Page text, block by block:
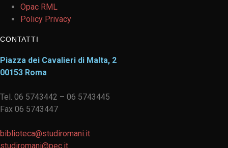
Opac RML
Policy Privacy
CONTATTI
Piazza dei Cavalieri di Malta, 2
00153 Roma
Tel. 06 5743442 – 06 5743445
Fax 06 5743447
biblioteca@studiromani.it
studiromani@pec.it